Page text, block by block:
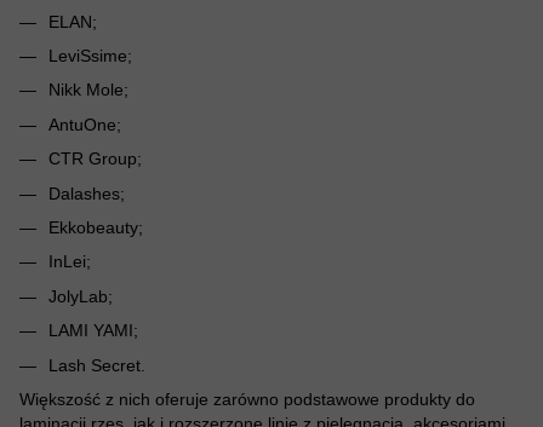
ELAN;
LeviSsime;
Nikk Mole;
AntuOne;
CTR Group;
Dalashes;
Ekkobeauty;
InLei;
JolyLab;
LAMI YAMI;
Lash Secret.
Większość z nich oferuje zarówno podstawowe produkty do